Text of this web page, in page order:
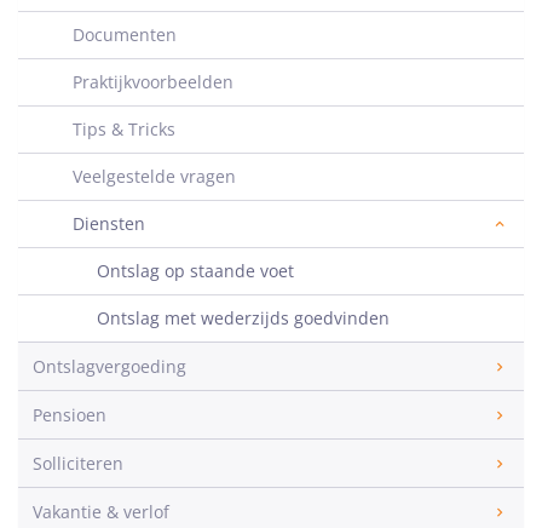
Documenten
Praktijkvoorbeelden
Tips & Tricks
Veelgestelde vragen
Diensten
Ontslag op staande voet
Ontslag met wederzijds goedvinden
Ontslagvergoeding
Pensioen
Solliciteren
Vakantie & verlof